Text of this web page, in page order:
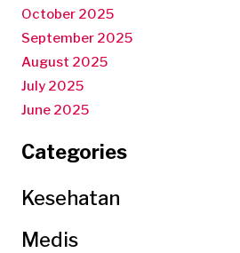
October 2025
September 2025
August 2025
July 2025
June 2025
Categories
Kesehatan
Medis